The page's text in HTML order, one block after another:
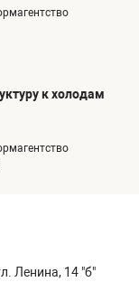
к холодам
Ленина, 14 "б"